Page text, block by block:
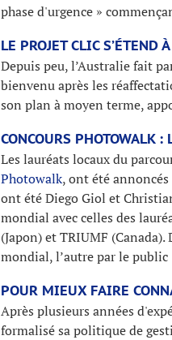
phase d'urgence »
LE PROJET CLIC S’ÉTEND
Depuis peu, l’Australie fait
bienvenu après les
son plan à moyen terme,
CONCOURS PHOTOWALK :
Les lauréats locaux du
Photowalk, ont été
ont été Diego Giol et
mondial avec celles des
(Japon) et TRIUMF
mondial, l’autre par le
POUR MIEUX FAIRE
Après plusieurs années
formalisé sa politique de